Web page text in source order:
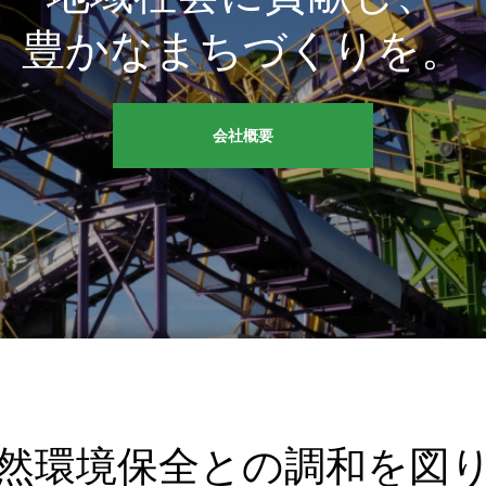
豊かなまちづくりを。
会社概要
環境保全との調和を図